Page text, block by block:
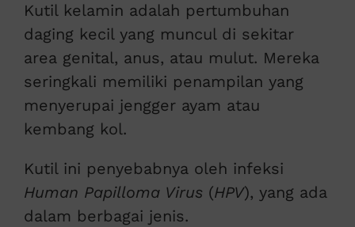
Kutil kelamin adalah pertumbuhan
daging kecil yang muncul di sekitar
area genital, anus, atau mulut. Mereka
seringkali memiliki penampilan yang
menyerupai jengger ayam atau
kembang kol.
Kutil ini penyebabnya oleh infeksi
Human Papilloma Virus (HPV), yang ada
dalam berbagai jenis.